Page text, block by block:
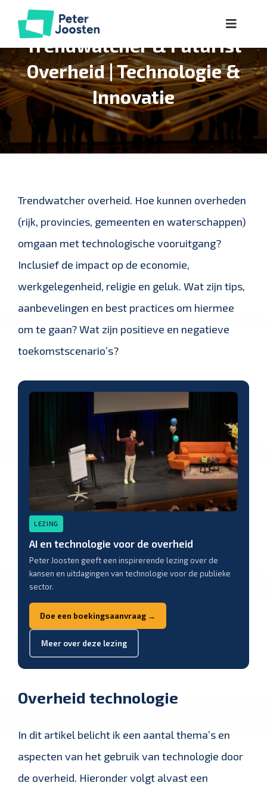
naar
inhoud
Toggle
Over
Lezingen
Workshops
Trendwatcher & Futurist
Overheid | Technologie &
Innovatie
Trendwatcher overheid. Hoe kunnen overheden
(rijk, provincies, gemeenten en waterschappen)
omgaan met technologische vooruitgang?
Inclusief de impact op de economie,
werkgelegenheid, religie en geluk. Wat zijn tips,
aanbevelingen en best practices om hiermee
om te gaan? Wat zijn positieve en negatieve
toekomstscenario’s?
LEZING
AI en technologie voor de overheid
Peter Joosten geeft een inspirerende lezing over de
kansen en uitdagingen van technologie voor de publieke
sector.
Doe een boekingsaanvraag →
Meer over deze lezing
Overheid technologie
In dit artikel belicht ik een aantal thema’s en
aspecten van het gebruik van technologie door
de overheid. Hieronder volgt alvast een